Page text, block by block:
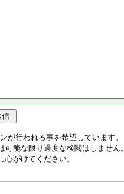
が行われる事を希望しています。
能な限り過度な検閲はしません。
がけてください。